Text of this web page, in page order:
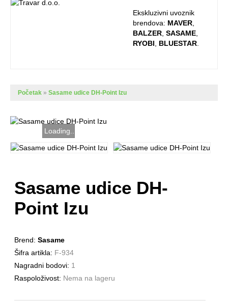
Ekskluzivni uvoznik
brendova: MAVER,
BALZER, SASAME,
RYOBI, BLUESTAR.
Početak » Sasame udice DH-Point Izu
Loading...
Sasame udice DH-
Point Izu
Brend: Sasame
Šifra artikla: F-934
Nagradni bodovi: 1
Raspoloživost: Nema na lageru